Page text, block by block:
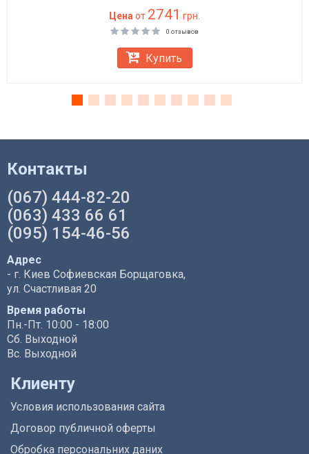
Цена от 2741 грн.
0 отзывов
Купить
Контакты
(067) 444-82-20
(063) 433 66 61
(095) 154-46-56
Адрес
- г. Киев Софиевская Борщаговка,
ул. Счастливая 20
Время работы
Пн.-Пт. 10:00 - 18:00
Сб. Выходной
Вс. Выходной
Клиенту
Условия использования сайта
Договор публичной оферты
Обробка персональних даних